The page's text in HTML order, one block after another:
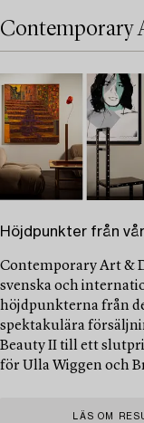
Contemporary
Höjdpunkter från
Contemporary Art &
svenska och
höjdpunkterna från
spektakulära
Beauty II till ett
för Ulla Wiggen och
LÄS OM